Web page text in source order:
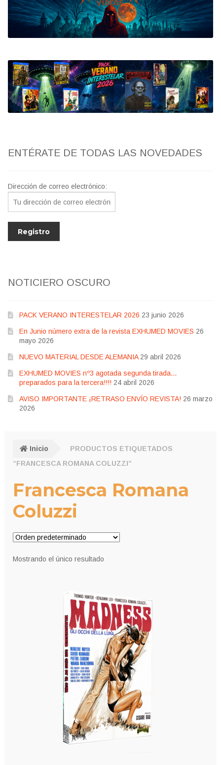
Bluray
Clasificada S
artwork
fantaterror
Jesús Franco
ENTÉRATE DE TODAS LAS NOVEDADES
Dirección de correo electrónico:
NOTICIERO OSCURO
PACK VERANO INTERESTELAR 2026 23 junio 2026
En Junio número extra de la revista EXHUMED MOVIES 26
mayo 2026
NUEVO MATERIAL DESDE ALEMANIA 29 abril 2026
EXHUMED MOVIES nº3 agotada segunda tirada…
preparados para la tercera!!!! 24 abril 2026
AVISO IMPORTANTE ¡RETRASO ENVÍO REVISTA! 26 marzo
2026
Inicio
PRODUCTOS ETIQUETADOS
“FRANCESCA ROMANA COLUZZI”
Francesca Romana
Coluzzi
Mostrando el único resultado